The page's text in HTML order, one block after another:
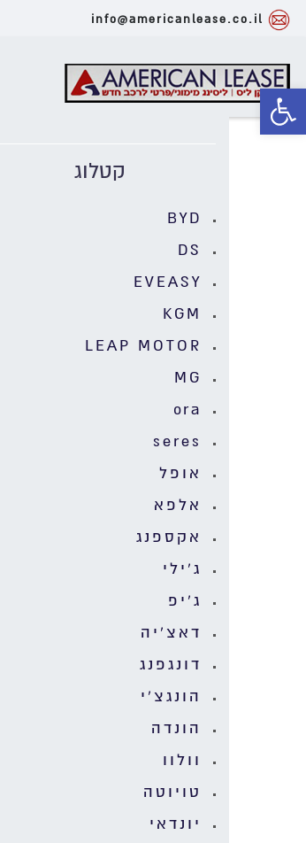
פתח סרגל נגישות
קטלוג
BYD
DS
EVEASY
KGM
LEAP MOTOR
MG
ora
seres
אופל
אלפא
אקספנג
ג'ילי
ג'יפ
דאצ'יה
דונגפנג
הונגצ'י
הונדה
וולוו
טויוטה
יונדאי